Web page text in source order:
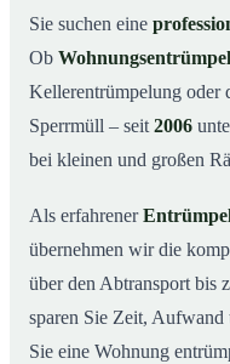
03Was kostet eine
04Warum Mr. Cleaner
05Typische Anlässe
08Entrümpelung in
Sie suchen eine
Ob
Kellerentrümpelung oder
Sperrmüll – seit 2006
bei kleinen und großen
Als erfahrener
übernehmen wir die
über den Abtransport bis
sparen Sie Zeit,
Sie eine Wohnung